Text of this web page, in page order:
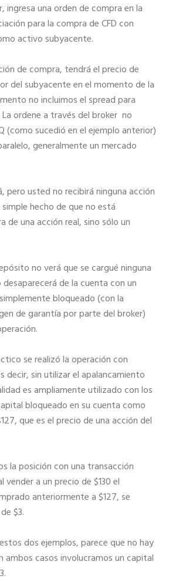
ingresa una orden de compra en la
para la compra de CFD con
activo subyacente.
de compra, tendrá el precio de
del subyacente en el momento de la
no incluimos el spread para
ordene a través del broker no
(como sucedió en el ejemplo anterior)
generalmente un mercado
pero usted no recibirá ninguna acción
hecho de que no está
de una acción real, sino sólo un
no verá que se cargué ninguna
de la cuenta con un
bloqueado (con la
de garantía por parte del broker)
se realizó la operación con
decir, sin utilizar el apalancamiento
es ampliamente utilizado con los
bloqueado en su cuenta como
que es el precio de una acción del
la posición con una transacción
a un precio de $130 el
anteriormente a $127, se
$3.
dos ejemplos, parece que no hay
ambos casos involucramos un capital